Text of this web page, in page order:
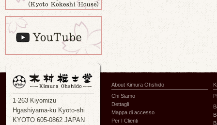
1-263 Kiyomizu
Hgashiyama-ku Kyoto-shi
KYOTO 605-0862 JAPAN
About Kimura Ohshido
Chi Siamo
Dettagli
Mappa di accesso
Per I Clienti